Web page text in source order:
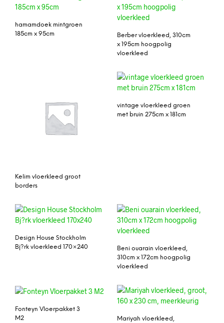
hamamdoek mintgroen
185cm x 95cm
Berber vloerkleed, 310cm
x 195cm hoogpolig
vloerkleed
Kelim vloerkleed groot
borders
vintage vloerkleed groen
met bruin 275cm x 181cm
Design House Stockholm
Bj?rk vloerkleed 170×240
Beni ouarain vloerkleed,
310cm x 172cm hoogpolig
vloerkleed
Fonteyn Vloerpakket 3
M2
Mariyah vloerkleed,